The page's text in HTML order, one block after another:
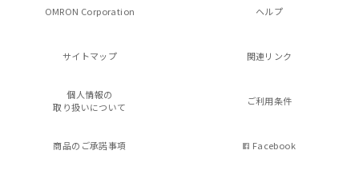
OMRON Corporation ヘルプ
サイトマップ 関連リンク
個人情報の
取り扱いについて
ご利用条件
商品のご承諾事項 Facebook